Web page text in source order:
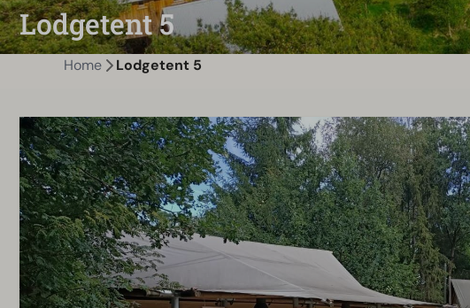
Lodgetent 5
Home Lodgetent 5